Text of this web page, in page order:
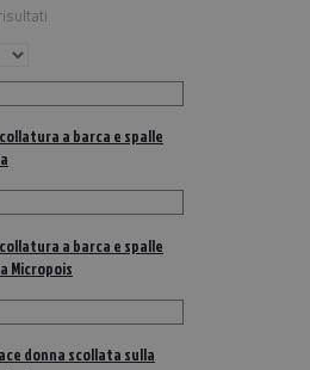
a barca e spalle
a barca e spalle
Micropois
donna scollata sulla